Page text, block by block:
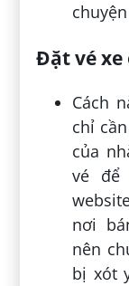
Đặt vé xe
Cách
chỉ
của
vé để
nơi
nên
bị xót